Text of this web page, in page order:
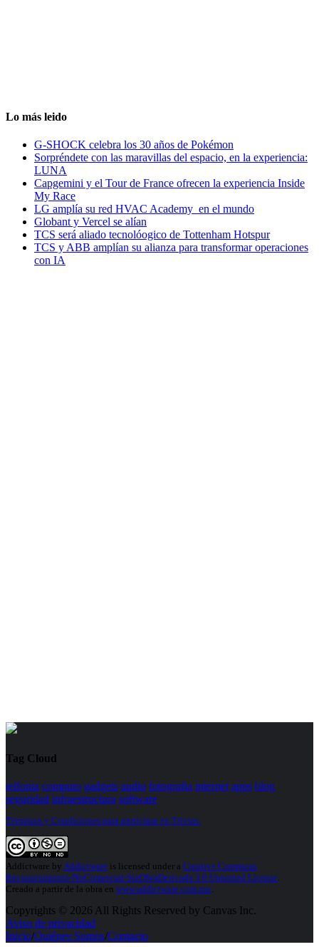
Lo más leido
G-SHOCK celebra los 30 años de Pokémon
Sorpréndete con las maravillas del espacio, en la experiencia:
LUNA
Capgemini y el Tour de France ofrecen la experiencia Inside
My Race
LG amplía su red HVAC Academy en el mundo
Globant y Vercel se alían
TCS será aliado tecnolóogico de Tottenham Hotspur
TCS y ABB amplían su alianza para transformar operaciones
con IA
Tag Cloud
telfonia computo gadgets audio fotografia internet apps blog
seguridad infraestructura software
Términos y Condiciones para participar en Trivias.
Addictware by Addictware is licensed under a Creative Commons
Reconocimiento-NoComercial-SinObraDerivada 3.0 Unported License
Creado a partir de la obra en www.addictware.com.mx
Copyrights © 2026 All Rights Reserved by Canvas Inc.
Aviso de privacidad
Inicio/Quiénes Somos/Contacto